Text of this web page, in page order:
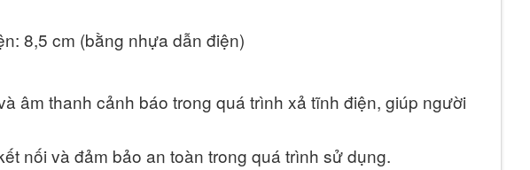
8,5 cm (bằng nhựa dẫn điện)
âm thanh cảnh báo trong quá trình xả tĩnh điện, giúp người
nối và đảm bảo an toàn trong quá trình sử dụng.